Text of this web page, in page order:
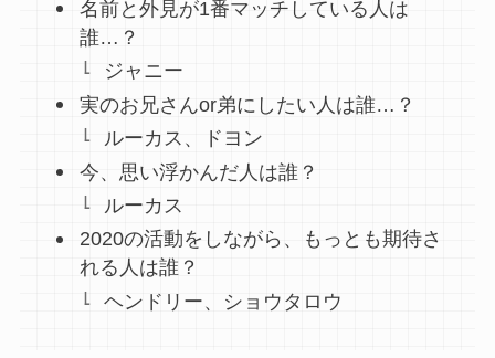
名前と外見が1番マッチしている人は
誰…？
ジャニー
実のお兄さんor弟にしたい人は誰…？
ルーカス、ドヨン
今、思い浮かんだ人は誰？
ルーカス
2020の活動をしながら、もっとも期待さ
れる人は誰？
ヘンドリー、ショウタロウ